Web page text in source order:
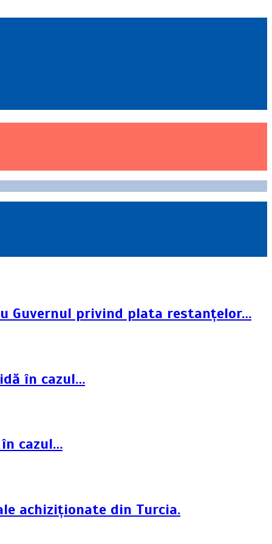
Guvernul privind plata restanțelor…
în cazul…
cazul…
achiziționate din Turcia.